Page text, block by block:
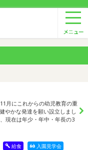
月にこれからの幼児教育の重
やかな発達を願い設立しまし
現在は年少・年中・年長の3
給食 入園見学会